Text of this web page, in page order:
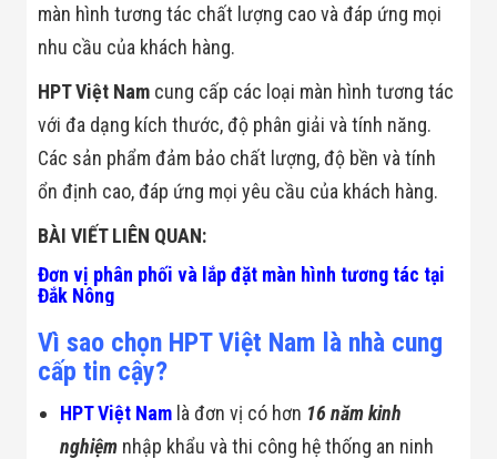
màn hình tương tác chất lượng cao và đáp ứng mọi
nhu cầu của khách hàng.
HPT Việt Nam cung cấp các loại màn hình tương tác
với đa dạng kích thước, độ phân giải và tính năng.
Các sản phẩm đảm bảo chất lượng, độ bền và tính
ổn định cao, đáp ứng mọi yêu cầu của khách hàng.
BÀI VIẾT LIÊN QUAN:
Đơn vị phân phối và lắp đặt màn hình tương tác tại
Đắk Nông
Vì sao chọn HPT Việt Nam là nhà cung
cấp tin cậy?
HPT Việt Nam là đơn vị có hơn 16 năm kinh
nghiệm nhập khẩu và thi công hệ thống an ninh